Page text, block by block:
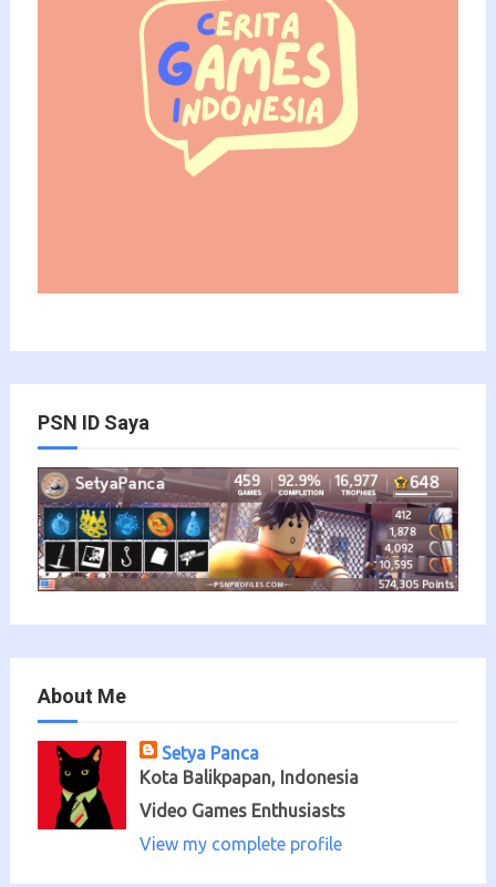
PSN ID Saya
About Me
Setya Panca
Kota Balikpapan, Indonesia
Video Games Enthusiasts
View my complete profile